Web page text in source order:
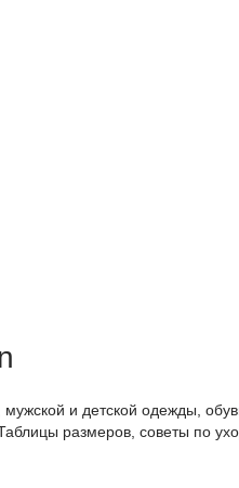
мужской и детской одежды,
размеров, советы по